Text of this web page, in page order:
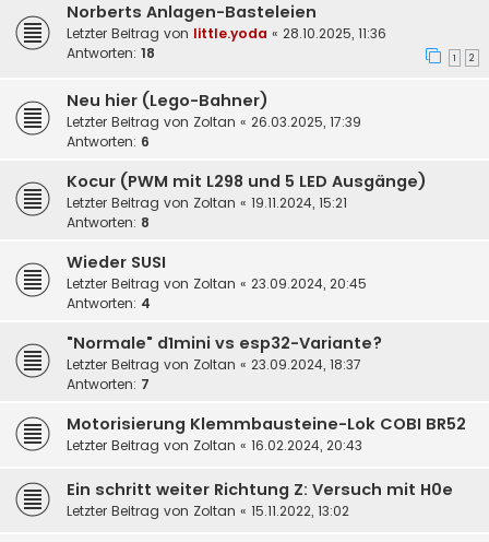
Norberts Anlagen-Basteleien
Letzter Beitrag von little.yoda « 28.10.2025, 11:36
Antworten: 18 1 2
Neu hier (Lego-Bahner)
Letzter Beitrag von Zoltan « 26.03.2025, 17:39
Antworten: 6
Kocur (PWM mit L298 und 5 LED Ausgänge)
Letzter Beitrag von Zoltan « 19.11.2024, 15:21
Antworten: 8
Wieder SUSI
Letzter Beitrag von Zoltan « 23.09.2024, 20:45
Antworten: 4
"Normale" d1mini vs esp32-Variante?
Letzter Beitrag von Zoltan « 23.09.2024, 18:37
Antworten: 7
Motorisierung Klemmbausteine-Lok COBI BR52
Letzter Beitrag von Zoltan « 16.02.2024, 20:43
Ein schritt weiter Richtung Z: Versuch mit H0e
Letzter Beitrag von Zoltan « 15.11.2022, 13:02